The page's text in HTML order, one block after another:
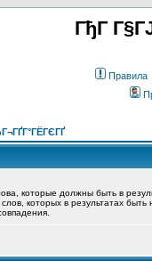
ГђГ
Правила
которые должны быть в
которых в результатах